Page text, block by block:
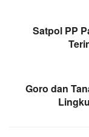
Satpol PP
Goro dan